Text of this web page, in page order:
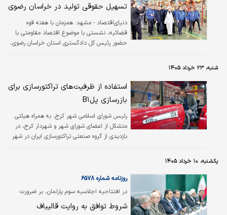
تسهیل حقوقی تولید در خراسان رضوی
دنیای‌اقتصاد - مشهد:‌ همزمان با هفته قوه
قضائیه، نشستی با موضوع اقتصاد مقاومتی با
حضور رئیس کل دادگستری استان خراسان رضوی،
شنبه، ۲۳ خرداد ۱۴۰۵
استفاده از ظرفیت‌های تراکتورسازی برای
بازرسازی پلB۱
رئیس شورای اسلامی شهر کرج، به همراه هیئتی
متشکل از اعضای شورای شهر و شهردار کرج، در
بازدیدی از گروه صنعتی تراکتورسازی ایران در شهر
یکشنبه، ۱۰ خرداد ۱۴۰۵
در افتتاحیه اجلاسیه سوم پارلمان، بر ضرورت
تبدیل پیروزی‌های نظامی به دستاوردهای
دیپلماتیک تاکید شد
روزنامه شماره ۶۵۷۸
شروط توافق به روایت قالیباف